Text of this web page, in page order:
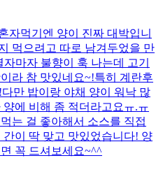
자먹기엔 양이 진짜 대박입니
먹으려고 따로 남겨두었을 만
마자 불향이 훅 나는데 고기
라 참 맛있네요~!특히 계란후
만 밥이랑 야채 양이 워낙 많
에 비해 좀 적더라고요ㅠ.ㅠ
는 걸 좋아해서 소스를 직접
이 딱 맞고 맛있었습니다! 양
꼭 드셔보세요~^^